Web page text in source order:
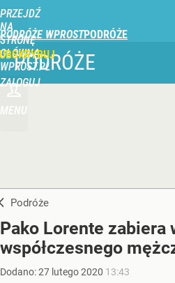
PRZEJDŹ
NA
STRONĘ
GŁÓWNĄ
WPROST.PL
PODRÓŻE WPROST
ZALOGUJ
MENU
PODRÓŻE
Podróże
Pako Lorente zabiera
współczesnego
Dodano:27 lutego2020 13:43